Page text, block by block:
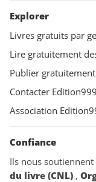
Explorer
Livres gratuits par
Lire gratuitement
Publier
Contacter Edition999
Association
Confiance
Ils nous soutiennent
du livre (CNL) ,